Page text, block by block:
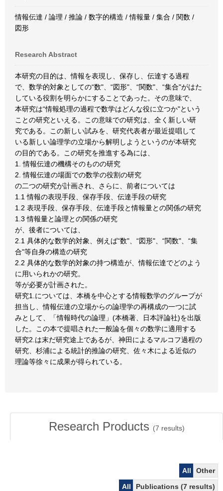
情報伝達 / 論理 / 推論 / 数字的構造 / 情報量 / 集合 / 関数 /
図形
Research Abstract
本研究の目的は、情報を表現し、保存し、伝達する過程
で、数学的対象としての“数"、“図形"、“関数"、“集合"がはた
している役割を明らかにすることであった。その意味で、
本研究は“情報処理の過程で数学はどんな役に立つか"という
ことの研究といえる。この意味での研究は、全く新しい研
究である。この新しい試みを、研究代表者が最近提唱して
いる新しい論理学の立場から解明しようというのが本研究
の目的である。この研究を推進する為には、
1. 情報伝達の機構そのものの研究
2. 情報伝達の場面での数学の役割の研究
の二つの研究が計画され、さらに、前者については
1.1 情報の表現手段、保存手段、伝達手段の研究
1.2 表現手段、保存手段、伝達手段と情報量との関係の研究
1.3 情報量と論理との関係の研究
が、後者については、
2.1 具体的な数学的対象、例えば“数"、“図形"、“関数"、“集
合"等自身の構造の研究
2.2 具体的な数学的対象の持つ構造が、情報伝達でどのよう
に用いられかの研究。
等が必要が計画された。
研究1.については、本橋を中心とする情報数学のグループが
担当し、情報伝達の立場からの論理学の再構成の一つに試
みとして、「情報時代の論理」(本橋著、日本評論社)を出版
した。この本で提唱された一般論を個々の数学に適用する
研究2.は末だ研究途上であるが、神田によるマルコフ過程の
研究、杉浦による統計的推論の研究、佐々木による近似の
理論等徐々に成果が得られている。
Research Products (7 results)
All
Other
All
Publications (7 results)